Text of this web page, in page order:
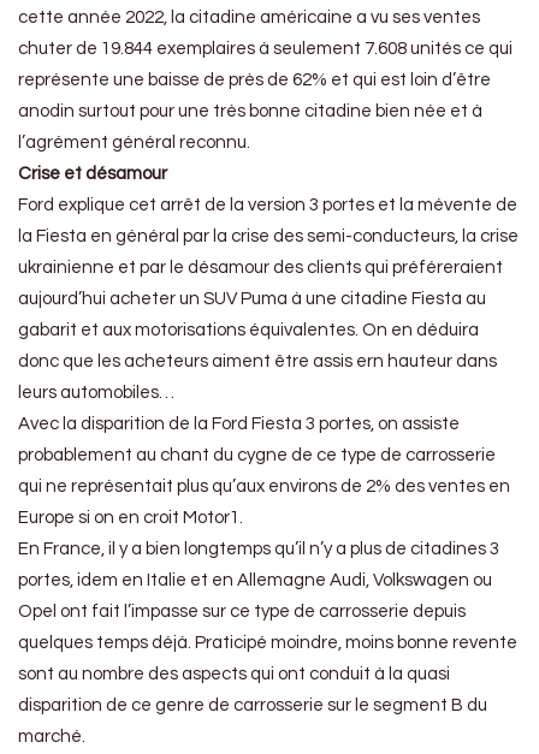
cette année 2022, la citadine américaine a vu ses ventes
chuter de 19.844 exemplaires à seulement 7.608 unités ce qui
représente une baisse de près de 62% et qui est loin d’être
anodin surtout pour une très bonne citadine bien née et à
l’agrément général reconnu.
Crise et désamour
Ford explique cet arrêt de la version 3 portes et la mévente de
la Fiesta en général par la crise des semi-conducteurs, la crise
ukrainienne et par le désamour des clients qui préféreraient
aujourd’hui acheter un SUV Puma à une citadine Fiesta au
gabarit et aux motorisations équivalentes. On en déduira
donc que les acheteurs aiment être assis ern hauteur dans
leurs automobiles…
Avec la disparition de la Ford Fiesta 3 portes, on assiste
probablement au chant du cygne de ce type de carrosserie
qui ne représentait plus qu’aux environs de 2% des ventes en
Europe si on en croit Motor1.
En France, il y a bien longtemps qu’il n’y a plus de citadines 3
portes, idem en Italie et en Allemagne Audi, Volkswagen ou
Opel ont fait l’impasse sur ce type de carrosserie depuis
quelques temps déjà. Praticipé moindre, moins bonne revente
sont au nombre des aspects qui ont conduit à la quasi
disparition de ce genre de carrosserie sur le segment B du
marché.